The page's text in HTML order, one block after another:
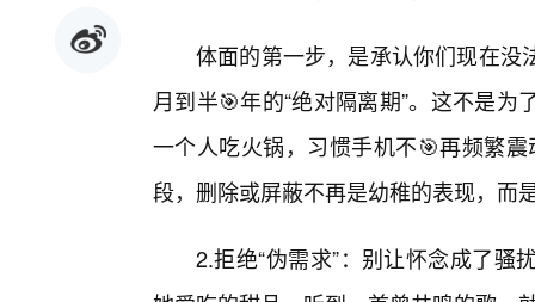
体面的第一步，是承认你们现在没
月到半🎯年的“绝对隔离期”。这不是
一个人吃火锅，习惯手机不🎯再频繁震
段，删除或屏蔽不再是幼稚的表现，而
2.拒绝“伪需求”：别让怀念成了骚